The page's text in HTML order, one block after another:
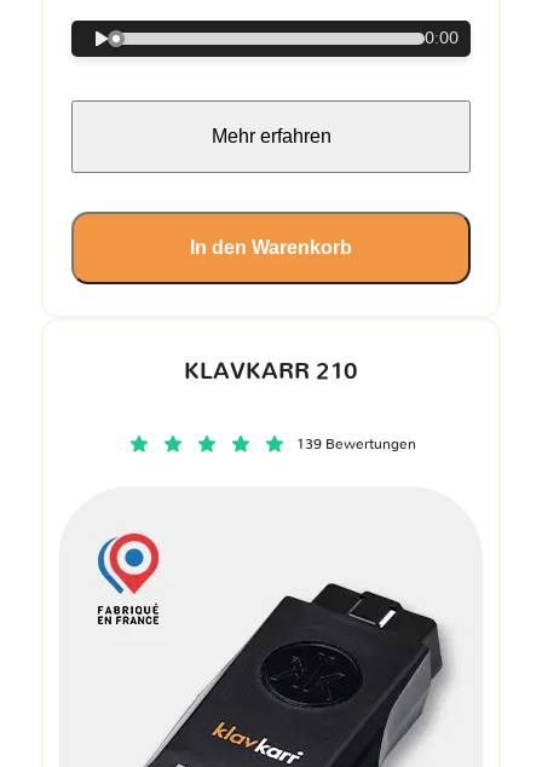
KLAVKARR 210
139 Bewertungen
0:00
Mehr erfahren
In den Warenkorb